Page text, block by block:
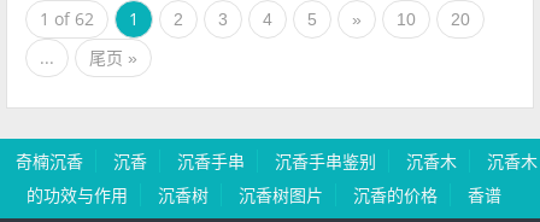
1 of 62 1 2 3 4 5 » 10 20
... 尾页 »
奇楠沉香 沉香 沉香手串 沉香手串鉴别 沉香木
沉香木
的功效与作用
沉香树 沉香树图片 沉香的价格 香谱